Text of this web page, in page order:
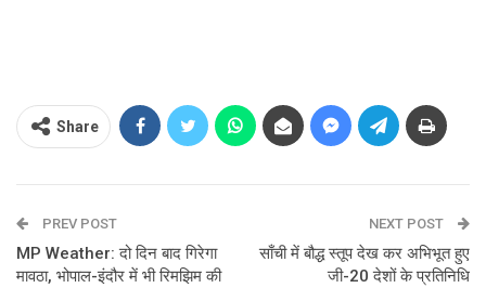
Share
PREV POST
MP Weather: दो दिन बाद गिरेगा
मावठा, भोपाल-इंदौर में भी रिमझिम की
NEXT POST
साँची में बौद्ध स्तूप देख कर अभिभूत हुए
जी-20 देशों के प्रतिनिधि